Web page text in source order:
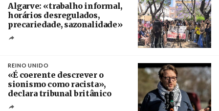
Algarve: «trabalho informal,
horários desregulados,
precariedade, sazonalidade»
REINO UNIDO
«É coerente descrever o
sionismo como racista»,
declara tribunal britânico